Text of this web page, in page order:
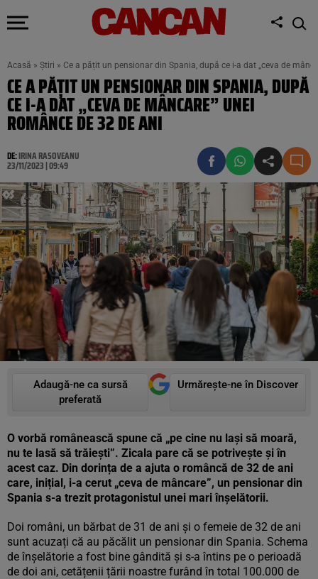
Acasă » Știri » Ce a pățit un pensionar din Spania, după ce i-a dat „ceva de
CE A PĂȚIT UN PENSIONAR DIN SPANIA, DUPĂ
CE I-A DAT „CEVA DE MÂNCARE” UNEI
ROMÂNCE DE 32 DE ANI
DE:IRINA RASOVEANU
23/11/2023 | 09:49
Adaugă-ne ca sursă
preferată
Urmărește-ne în Discover
O vorbă românească spune că „pe cine nu lași să moară,
nu te lasă să trăiești”. Zicala pare că se potrivește și în
acest caz. Din dorința de a ajuta o româncă de 32 de ani
care, inițial, i-a cerut „ceva de mâncare”, un pensionar din
Spania s-a trezit protagonistul unei mari înșelătorii.
Doi români, un bărbat de 31 de ani și o femeie de 32 de ani
sunt acuzați că au păcălit un pensionar din Spania. Schema
de înșelătorie a fost bine gândită și s-a întins pe o perioadă
de doi ani, cetățenii țării noastre furând în total 100.000 de